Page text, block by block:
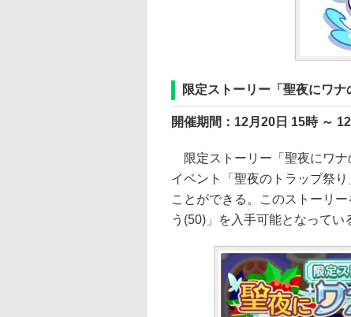
限定ストーリー「聖夜にワナ
開催期間：12月20日 15時 ～
限定ストーリー「聖夜にワナ
イベント「聖夜のトラップ祭
ことができる。このストーリ
う(50)」を入手可能となってい